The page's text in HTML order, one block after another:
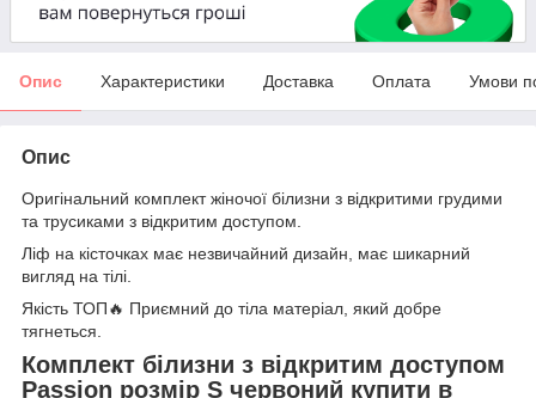
Опис Характеристики Доставка Оплата Умови
Опис
Оригінальний комплект жіночої білизни з відкритими грудими
та трусиками з відкритим доступом.
Ліф на кісточках має незвичайний дизайн, має шикарний
вигляд на тілі.
Якість ТОП🔥 Приємний до тіла матеріал, який добре
тягнеться.
Комплект білизни з відкритим доступом
Passion розмір S червоний купити в